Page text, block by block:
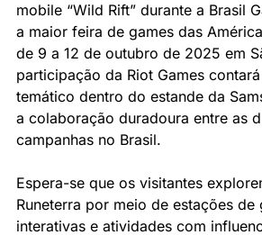
mobile “Wild Rift” durante a Brasil
a maior feira de games das
de 9 a 12 de outubro de 2025 em
participação da Riot Games
temático dentro do estande da
a colaboração duradoura entre as
campanhas no Brasil.
Espera-se que os visitantes
Runeterra por meio de estações de
interativas e atividades com